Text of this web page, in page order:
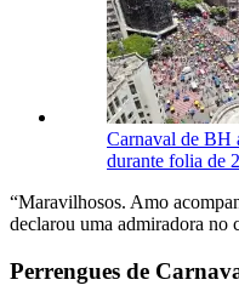
Carnaval de BH
durante folia de
“Maravilhosos. Amo
declarou uma admiradora no
Perrengues de